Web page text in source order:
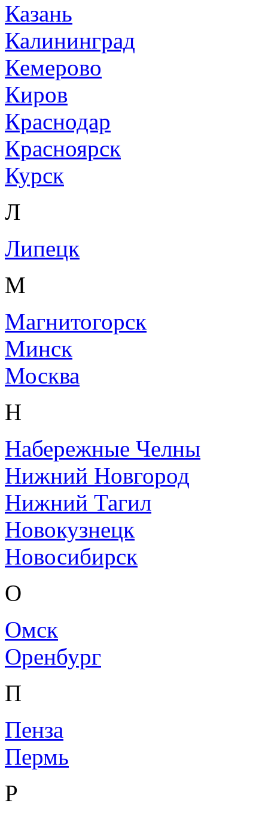
Казань
Калининград
Кемерово
Киров
Краснодар
Красноярск
Курск
Л
Липецк
М
Магнитогорск
Минск
Москва
Н
Набережные Челны
Нижний Новгород
Нижний Тагил
Новокузнецк
Новосибирск
О
Омск
Оренбург
П
Пенза
Пермь
Р